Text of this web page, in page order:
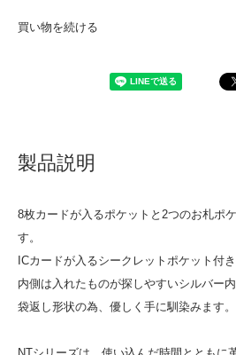
買い物を続ける
製品説明
8枚カードが入るポケットと2つのお札ポ
す。
ICカードが入るシークレットポケット付き
内側は入れたものが探しやすいシルバー内
袋返し形状の為、優しく手に馴染みます。